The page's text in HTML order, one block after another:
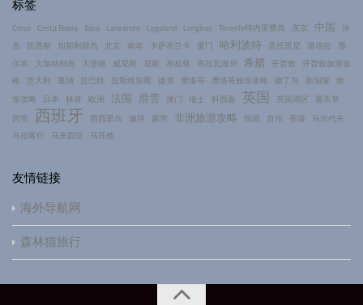
标签
Corse Costa Brava Ibiza Lanzarote Legoland Longleat Tenerife特内里费岛 东京 中国
冰
岛 凯恩斯 加那利群岛 北京 南非 卡萨布兰卡 厦门 哈利波特 圣托里尼 堪培拉
墨
尔本
大加纳利岛 大堡礁 威尼斯 尼斯 布拉格 布拉瓦海岸 希腊 开普敦 开普敦旅游攻
略 意大利 戛纳 拉巴特 拉斯维加斯 捷克 摩洛哥 摩洛哥旅游攻略 撒丁岛 新加坡 旅
游攻略
日本 林肯 欧洲 法国 滑雪 澳门 瑞士 科西嘉 英国 英国湖区
薰衣草
西安 西班牙 西西里岛 迪拜 露营 非洲旅游攻略 韩国 首尔 香港
马尔代夫
马拉喀什
马来西亚 马耳他
友情链接
海外导航网
森林猫旅行